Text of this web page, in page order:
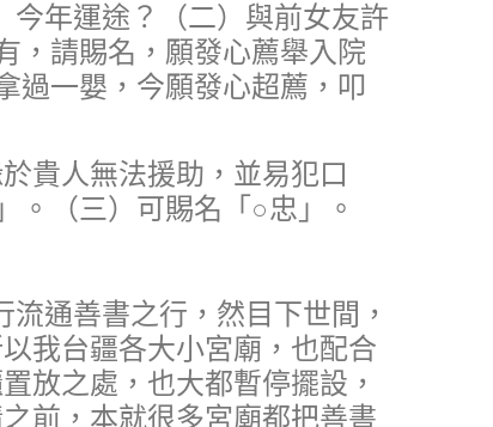
今年運途？（二）與前女友許
，請賜名，願發心薦舉入院
過一嬰，今願發心超薦，叩
貴人無法援助，並易犯口
。（三）可賜名「○忠」。
通善書之行，然目下世間，
我台疆各大小宮廟，也配合
放之處，也大都暫停擺設，
前，本就很多宮廟都把善書